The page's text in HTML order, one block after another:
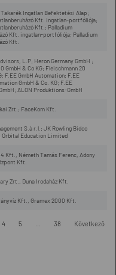
Takarék Ingatlan Befektetési Alap;
Kft. ingatlan-portfóliója;
Kft.; Palladium
Kft. ingatlan-portfóliója; Palladium
Kft.
L.P; Heron Germany GmbH ;
GmbH & Co KG; Fleischmann 20
F.EE GmbH Automation; F.EE
GmbH & Co. KG; F.EE
ALON Produktions-GmbH
Zrt.; FaceKom Kft.
S.à r.l.; JK Rowling Bidco
Orbital Education Limited
Kft., Németh Tamás Ferenc, Adony
Kft.
Zrt., Duna Irodaház Kft.
Kft., Gramex 2000 Kft.
4 5 38 Következő